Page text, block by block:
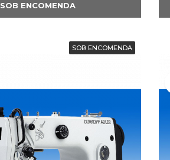
SOB ENCOMENDA
SOB ENCOMENDA